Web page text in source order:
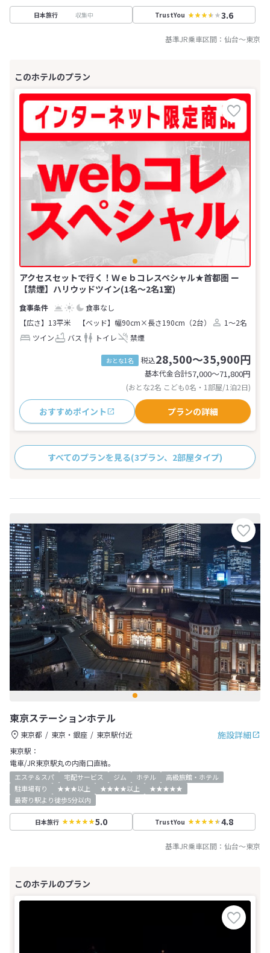
日本旅行 収集中 TrustYou 3.6
基準JR乗車区間： 仙台～東京
アクセスセットで行く！Ｗｅｂコレスペシャル★首都圏 ー
【禁煙】ハリウッドツイン(1名～2名1室)
食事なし
【広さ】13平米
【ベッド】幅90cm×長さ190cm（2台）
1～2名
ツイン
バス トイレ 禁煙
おとな1名 税込28,500～35,900円
基本代金合計57,000〜71,800円
(おとな2名 こども0名・1部屋/1泊2日)
おすすめポイント プランの詳細
すべてのプランを見る(3プラン、2部屋タイプ)
東京ステーションホテル
施設詳細
東京都 東京・銀座
東京駅付近
東京駅：
電車/JR東京駅丸の内南口直結。
エステ＆スパ 宅配サービス ジム ホテル
高級旅館・ホテル
駐車場有り
★★★以上 ★★★★以上
★★★★★
最寄り駅より徒歩5分以内
日本旅行 5.0 TrustYou 4.8
基準JR乗車区間： 仙台～東京